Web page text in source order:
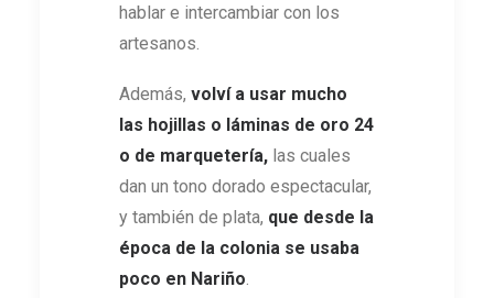
hablar e intercambiar con los
artesanos.
Además, volví a usar mucho
las hojillas o láminas de oro 24
o de marquetería, las cuales
dan un tono dorado espectacular,
y también de plata, que desde la
época de la colonia se usaba
poco en Nariño